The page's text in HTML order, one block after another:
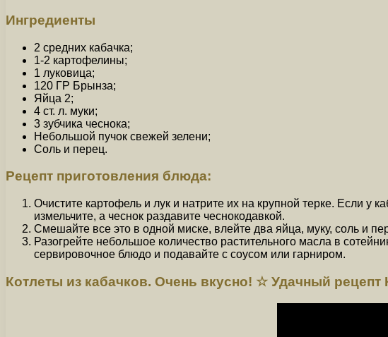
Ингредиенты
2 средних кабачка;
1-2 картофелины;
1 луковица;
120 ГР Брынза;
Яйца 2;
4 ст. л. муки;
3 зубчика чеснока;
Небольшой пучок свежей зелени;
Соль и перец.
Рецепт приготовления блюда:
Очистите картофель и лук и натрите их на крупной терке. Если у
измельчите, а чеснок раздавите чеснокодавкой.
Смешайте все это в одной миске, влейте два яйца, муку, соль и
Разогрейте небольшое количество растительного масла в
сервировочное блюдо и подавайте с соусом или гарниром.
Котлеты из кабачков. Очень вкусно! ☆ Удачный